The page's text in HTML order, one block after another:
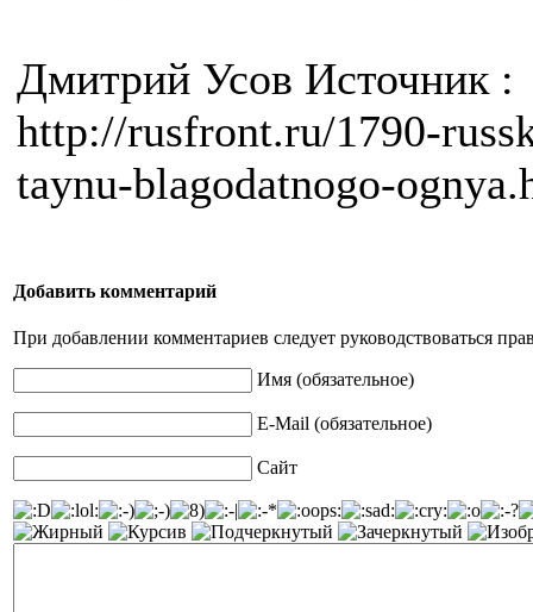
Дмитрий Усов Источник :
http://rusfront.ru/1790-
taynu-blagodatnogo-
Добавить комментарий
При добавлении комментариев следует руководствоваться
Имя (обязательное)
E-Mail (обязательное)
Сайт